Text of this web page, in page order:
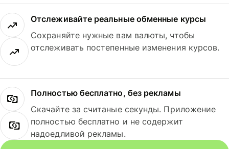
Отслеживайте реальные обменные курсы
Сохраняйте нужные вам валюты, чтобы
отслеживать постепенные изменения курсов.
Полностью бесплатно, без рекламы
Скачайте за считаные секунды. Приложение
полностью бесплатно и не содержит
надоедливой рекламы.